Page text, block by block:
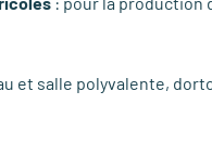
et salle polyvalente,